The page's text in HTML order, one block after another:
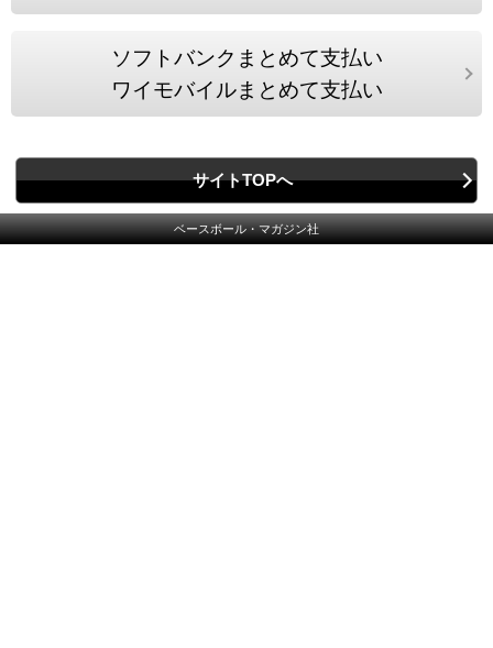
ソフトバンクまとめて支払い
ワイモバイルまとめて支払い
サイトTOPへ
ベースボール・マガジン社